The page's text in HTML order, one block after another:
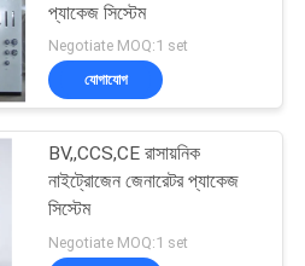
প্যাকেজ সিস্টেম
Negotiate MOQ:1 set
যোগাযোগ
BV,,CCS,CE রাসায়নিক
নাইট্রোজেন জেনারেটর প্যাকেজ
সিস্টেম
Negotiate MOQ:1 set